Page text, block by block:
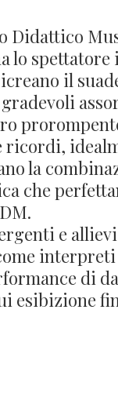
Didattico
lo
il
ricordi,
la
che
e
di
esibizione